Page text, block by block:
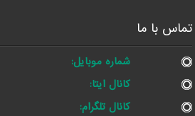
تماس با ما
شماره موبایل:
کانال ایتا:
کانال تلگرام: